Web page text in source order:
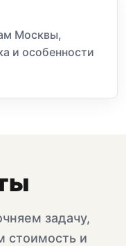
Москвы,
и особенности
задачу,
стоимость и